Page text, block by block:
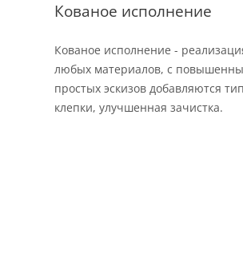
Кованое исполнение
Кованое исполнение -
любых материалов, с
простых эскизов добавляются
клепки, улучшенная зачистка.